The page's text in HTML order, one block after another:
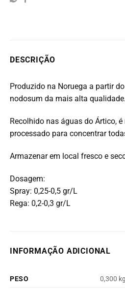
DESCRIÇÃO
Produzido na Noruega a partir
nodosum da mais alta qualidade.
Recolhido nas águas do Ártico,
processado para concentrar
Armazenar em local fresco e
Dosagem:
Spray: 0,25-0,5 gr/L
Rega: 0,2-0,3 gr/L
INFORMAÇÃO ADICIONAL
PESO 0,300 kg